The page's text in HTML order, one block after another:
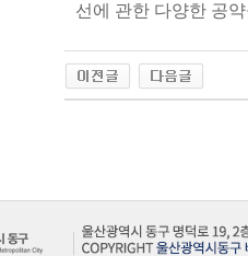
선에 관한 다양한 공